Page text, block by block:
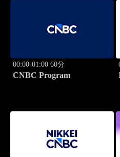
00:00-01:00 60分
CNBC Program